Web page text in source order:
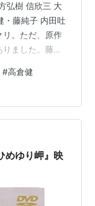
弘樹 信欣三 大
・藤純子 内田吐
リ。ただ、原作
ました。藤純
子は最初は鶴
る算段で、結局
へ行き、さらに
クザ映画ファン
今は亡き親
#高倉健
めゆり岬』映